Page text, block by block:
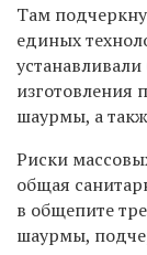
Там
единых
изготовления
шаурмы, а
Риски
общая
в общепите
шаурмы,